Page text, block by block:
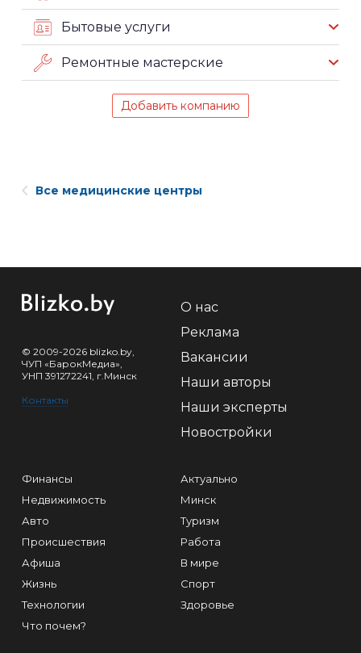
Бытовые услуги
Ремонтные мастерские
Добавить компанию
Все медицинские центры
© 2009-2026 blizko.by,
ЧУП «БарокМедиа»,
УНП 391272241, г.Минск
Контакты
О нас
Реклама
Вакансии
Наши авторы
Наши эксперты
Новостройки
Финансы
Недвижимость
Авто
Происшествия
Афиша
Жизнь
Технологии
Что почем?
Актуально
Минск
Туризм
Работа
В мире
Спорт
Здоровье